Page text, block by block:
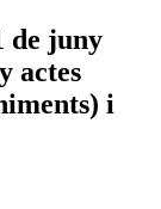
de juny
actes
i